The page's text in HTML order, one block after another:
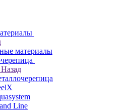
материалы
Назад
Line